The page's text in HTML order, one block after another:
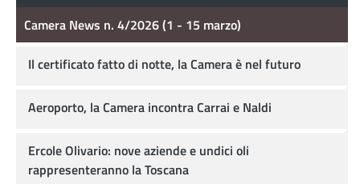
Camera News n. 4/2026 (1 - 15 marzo)
Il certificato fatto di notte, la Camera è nel futuro
Aeroporto, la Camera incontra Carrai e Naldi
Ercole Olivario: nove aziende e undici oli
rappresenteranno la Toscana